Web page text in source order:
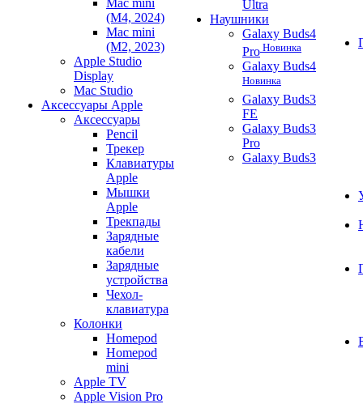
Mac mini
(M4, 2024)
Mac mini
(M2, 2023)
Apple Studio
Display
Mac Studio
Аксессуары Apple
Аксессуары
Pencil
Трекер
Клавиатуры
Apple
Мышки
Apple
Трекпады
Зарядные
кабели
Зарядные
устройства
Чехол-
клавиатура
Колонки
Homepod
Homepod
mini
Apple TV
Apple Vision Pro
Ultra
Наушники
Galaxy Buds4
Pro Новинка
Galaxy Buds4
Новинка
Galaxy Buds3
FE
Galaxy Buds3
Pro
Galaxy Buds3